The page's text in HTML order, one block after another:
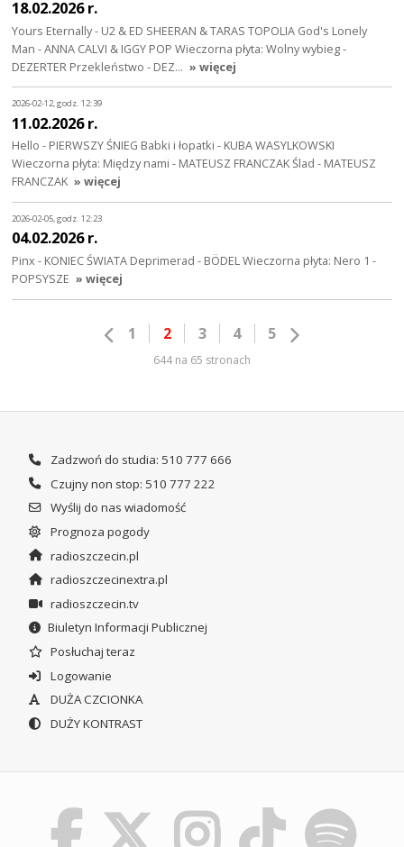
18.02.2026 r.
Yours Eternally - U2 & ED SHEERAN & TARAS TOPOLIA God's Lonely
Man - ANNA CALVI & IGGY POP Wieczorna płyta: Wolny wybieg -
DEZERTER Przekleństwo - DEZ… » więcej
2026-02-12, godz. 12:39
11.02.2026 r.
Hello - PIERWSZY ŚNIEG Babki i łopatki - KUBA WASYLKOWSKI
Wieczorna płyta: Między nami - MATEUSZ FRANCZAK Ślad - MATEUSZ
FRANCZAK » więcej
2026-02-05, godz. 12:23
04.02.2026 r.
Pinx - KONIEC ŚWIATA Deprimerad - BÖDEL Wieczorna płyta: Nero 1 -
POPSYSZE » więcej
1 2 3 4 5
644 na 65 stronach
Zadzwoń do studia: 510 777 666
Czujny non stop: 510 777 222
Wyślij do nas wiadomość
Prognoza pogody
radioszczecin.pl
radioszczecinextra.pl
radioszczecin.tv
Biuletyn Informacji Publicznej
Posłuchaj teraz
Logowanie
DUŻA CZCIONKA
DUŻY KONTRAST